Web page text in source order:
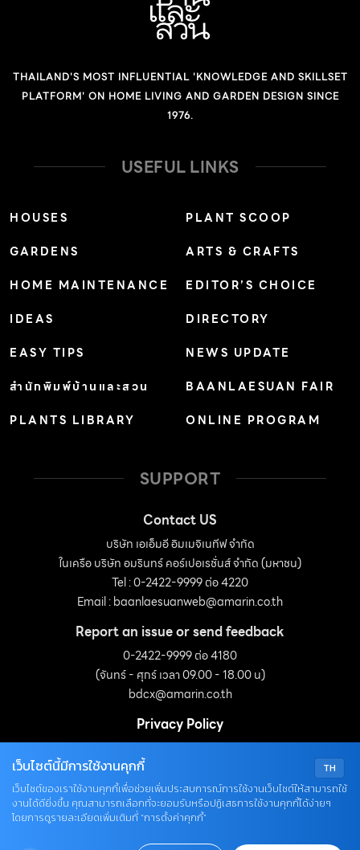
ของผ้าม่านไปด้วย ทำความสะอาดอย่างถูกวิธี ควรเริ่มตั้งแต่
หมั่นดูดฝุ่นที่ผ้าม่านเดือนละครั้ง ให้เน้นทำความสะอาดในช่วง
หรือหน้าต่างที่เปิดรับลมเป็นประจำ เพราะมักมีฝุ่นละอองสะสม
และควรถอดออกมาซักอย่างน้อยปีละครั้ง หากเป็นม่านที่ถอด
ควรเรียกช่างผู้ชำนาญ เพื่อรักษาความสะอาด ขั้นตอนการ
ถ้าเป็นผ้าฝ้ายหรือผ้าลินินก็สามารถซักด้วยเครื่องซักผ้าได้เลย
โดยเริ่มจาก 1 ปลดผ้าม่านลงจากราง แกะตะขอเหล็กที่ติดอยู่
โดยตัดเส้นด้ายที่เย็บติดโซ่กับผ้าม่านออก ต้องระวังอย่าให้
โดนตัวผ้าม่านของเรา 2 นำผ้าม่านไปแช่น้ำเย็นผสมผงซักฟอก
30 องศาและใช้ผงซักฟอกที่อ่อนโยนต่อผ้า เพื่อป้องกันไม่ให้
ใหญ่ให้ใส่ผ้าขนหนูที่ไม่ใช้แล้ว 2-3 ผืนเพื่อช่วยดูดสิ่งสกปรก
สายชูราวครึ่งถ้วยต่อผ้า 7-9 […]
THAILAND'S MOST INFLUENTIAL 'KNOWLEDGE AND SKILLSET
PLATFORM' ON HOME LIVING AND GARDEN DESIGN SINCE
1976.
USEFUL LINKS
HOUSES
GARDENS
HOME MAINTENANCE
IDEAS
EASY TIPS
สำนักพิมพ์บ้านและสวน
PLANTS LIBRARY
PLANT SCOOP
ARTS & CRAFTS
EDITOR’S CHOICE
DIRECTORY
NEWS UPDATE
BAANLAESUAN FAIR
ONLINE PROGRAM
SUPPORT
Contact US
บริษัท เอเอ็มอี อิมเมจิเนทีฟ จำกัด
ในเครือ บริษัท อมรินทร์ คอร์เปอเรชั่นส์ จำกัด (มหาชน)
Tel : 0-2422-9999 ต่อ 4220
Email :baanlaesuanweb@amarin.co.th
Report an issue or send feedback
0-2422-9999 ต่อ 4180
(จันทร์ - ศุกร์ เวลา 09.00 - 18.00 น)
bdcx@amarin.co.th
Privacy Policy
OUR SOCIALS
TH
เว็บไซต์นี้มีการใช้งานคุกกี้
เว็บไซต์ของเราใช้งานคุกกี้เพื่อช่วยเพิ่มประสบการณ์การใช้งานเว็บไซต์ให้สามารถใช้
งานได้ดียิ่งขึ้น คุณสามารถเลือกที่จะยอมรับหรือปฏิเสธการใช้งานคุกกี้ได้ง่ายๆ
โดยการดูรายละเอียดเพิ่มเติมที่ “การตั้งค่าคุกกี้”